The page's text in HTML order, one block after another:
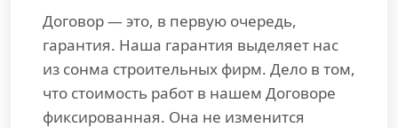
Договор — это, в первую очередь,
гарантия. Наша гарантия выделяет нас
из сонма строительных фирм. Дело в том,
что стоимость работ в нашем Договоре
фиксированная. Она не изменится